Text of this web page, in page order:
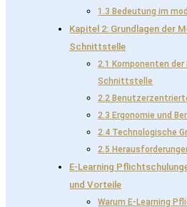
1.3 Bedeutung im
Kapitel 2: Grundlagen der
Schnittstelle
2.1 Komponenten
Schnittstelle
2.2
2.3 Ergonomie und
2.4 Technologische
2.5
E-Learning
und Vorteile
Warum E-Learning